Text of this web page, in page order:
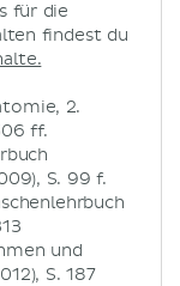
für die
findest du
2.
ff.
S. 99 f.
und
S. 187